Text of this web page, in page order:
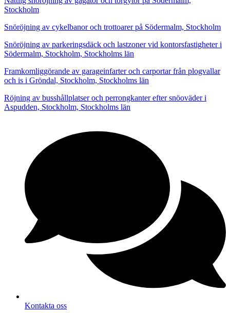
Stockholm
Snöröjning av cykelbanor och trottoarer på Södermalm, Stockholm
Snöröjning av parkeringsdäck och lastzoner vid kontorsfastigheter i
Södermalm, Stockholm, Stockholms län
Framkomliggörande av garageinfarter och carportar från plogvallar
och is i Gröndal, Stockholm, Stockholms län
Röjning av busshållplatser och perrongkanter efter snöoväder i
Aspudden, Stockholm, Stockholms län
Kontakta oss